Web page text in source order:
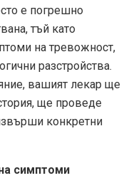
е погрешно
тъй като
на тревожност,
разстройства.
вашият лекар ще
ще проведе
конкретни
симптоми